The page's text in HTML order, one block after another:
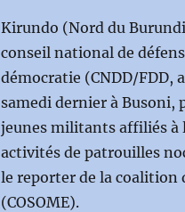
Kirundo (Nord du
conseil national de
démocratie (CNDD/FDD,
samedi dernier à Busoni,
jeunes militants affiliés à
activités de patrouilles
le reporter de la coalition
(COSOME).